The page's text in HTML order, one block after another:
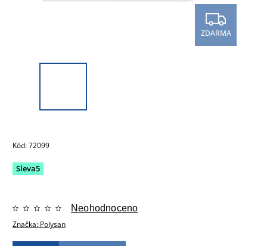
ZDARMA
Kód:72099
Sleva5
Značka: Polysan
Neohodnoceno